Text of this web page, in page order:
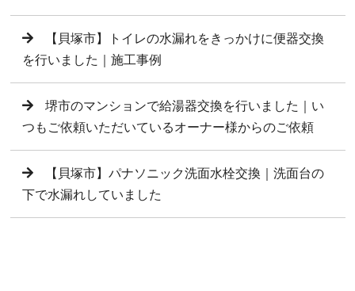
【貝塚市】トイレの水漏れをきっかけに便器交換
を行いました｜施工事例
堺市のマンションで給湯器交換を行いました｜い
つもご依頼いただいているオーナー様からのご依頼
【貝塚市】パナソニック洗面水栓交換｜洗面台の
下で水漏れしていました